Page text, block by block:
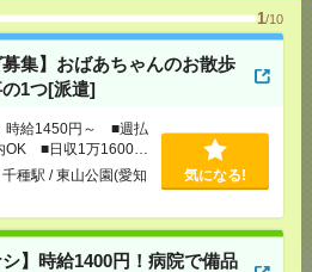
1/10
募集】おばあちゃんのお散歩
1つ[派遣]
時給1450円～ ■週払
■日収1万1600円
種駅 / 東山公園(愛知
気になる!
シ】時給1400円！病院で備品
募ページへ
気になる！
LINE で送る
ツイート ブックマーク